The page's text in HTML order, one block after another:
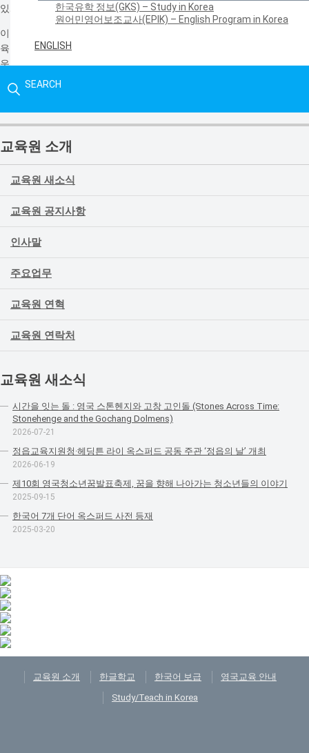
한국유학 정보(GKS) – Study in Korea
원어민영어보조교사(EPIK) – English Program in Korea
ENGLISH
SEARCH
있게 되어 기대가 크다고 하였습니다.
이 학교는 교육원과 2016년에 신규로 MoU를 체결한 세 번째 학교이며, 교
육원은 GCSE 제2외국어 시험에 한국어가 채택되어 학교에서 정규 교과로
운영될 수 있도록 영국 내 한국어 교육자들과 협력해 나가고 있습니다.
교육원 소개
교육원 새소식
교육원 공지사항
인사말
주요업무
교육원 연혁
교육원 연락처
교육원 새소식
시간을 잇는 돌 : 영국 스톤헨지와 고창 고인돌 (Stones Across Time:
Stonehenge and the Gochang Dolmens)
2026-07-21
정읍교육지원청·헤딩튼 라이 옥스퍼드 공동 주관 ‘정읍의 날’ 개최
2026-06-19
제10회 영국청소년꿈발표축제, 꿈을 향해 나아가는 청소년들의 이야기
2025-09-15
한국어 7개 단어 옥스퍼드 사전 등재
2025-03-20
교육원 소개 한글학교 한국어 보급
영국교육 안내
Study/Teach in Korea